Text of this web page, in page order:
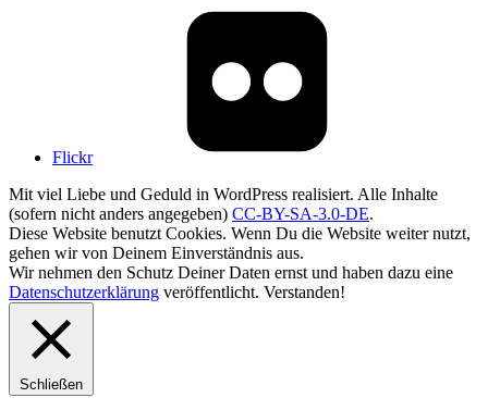
Flickr
Mit viel Liebe und Geduld in WordPress realisiert. Alle Inhalte
(sofern nicht anders angegeben) CC-BY-SA-3.0-DE.
Diese Website benutzt Cookies. Wenn Du die Website weiter nutzt,
gehen wir von Deinem Einverständnis aus.
Wir nehmen den Schutz Deiner Daten ernst und haben dazu eine
Datenschutzerklärung veröffentlicht. Verstanden!
Schließen